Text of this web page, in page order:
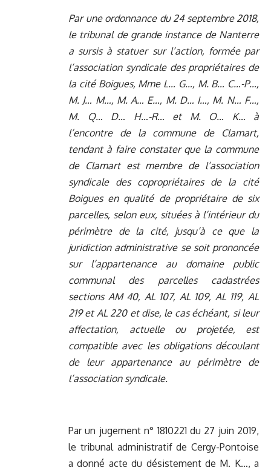
Par une ordonnance du 24 septembre 2018,
le tribunal de grande instance de Nanterre
a sursis à statuer sur l’action, formée par
l’association syndicale des propriétaires de
la cité Boigues, Mme L… G…, M. B… C…-P…,
M. J… M…, M. A… E…, M. D… I…, M. N… F…,
M. Q… D… H…-R… et M. O… K… à
l’encontre de la commune de Clamart,
tendant à faire constater que la commune
de Clamart est membre de l’association
syndicale des copropriétaires de la cité
Boigues en qualité de propriétaire de six
parcelles, selon eux, situées à l’intérieur du
périmètre de la cité, jusqu’à ce que la
juridiction administrative se soit prononcée
sur l’appartenance au domaine public
communal des parcelles cadastrées
sections AM 40, AL 107, AL 109, AL 119, AL
219 et AL 220 et dise, le cas échéant, si leur
affectation, actuelle ou projetée, est
compatible avec les obligations découlant
de leur appartenance au périmètre de
l’association syndicale.
Par un jugement n° 1810221 du 27 juin 2019,
le tribunal administratif de Cergy-Pontoise
a donné acte du désistement de M. K…, a